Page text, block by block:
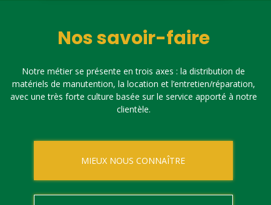
Nos savoir-faire
Notre métier se présente en trois axes : la distribution de
matériels de manutention, la location et l’entretien/réparation,
avec une très forte culture basée sur le service apporté à notre
clientèle.
MIEUX NOUS CONNAÎTRE